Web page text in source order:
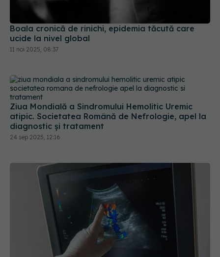
Boala cronică de rinichi, epidemia tăcută care
ucide la nivel global
11 noi 2025, 08:37
Ziua Mondială a Sindromului Hemolitic Uremic
atipic. Societatea Română de Nefrologie, apel la
diagnostic și tratament
24 sep 2025, 12:16